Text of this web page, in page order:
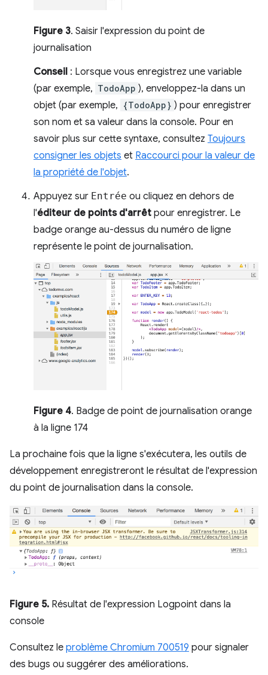
Figure 3. Saisir l'expression du point de
journalisation
Conseil : Lorsque vous enregistrez une variable
(par exemple, TodoApp ), enveloppez-la dans un
objet (par exemple, {TodoApp} ) pour enregistrer
son nom et sa valeur dans la console. Pour en
savoir plus sur cette syntaxe, consultez Toujours
consigner les objets et Raccourci pour la valeur de
la propriété de l'objet.
Appuyez sur Entrée ou cliquez en dehors de
l'éditeur de points d'arrêt pour enregistrer. Le
badge orange au-dessus du numéro de ligne
représente le point de journalisation.
Figure 4. Badge de point de journalisation orange
à la ligne 174
La prochaine fois que la ligne s'exécutera, les outils de
développement enregistreront le résultat de l'expression
du point de journalisation dans la console.
Figure 5. Résultat de l'expression Logpoint dans la
console
Consultez le problème Chromium 700519 pour signaler
des bugs ou suggérer des améliorations.